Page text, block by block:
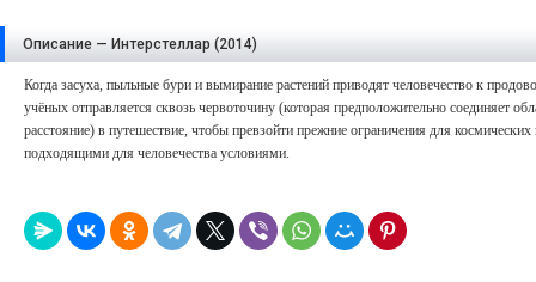
Описание — Интерстеллар (2014)
Когда засуха, пыльные бури и вымирание растений приводят человечество к
учёных отправляется сквозь червоточину (которая предположительно соединяет
расстояние) в путешествие, чтобы превзойти прежние ограничения для
подходящими для человечества условиями.